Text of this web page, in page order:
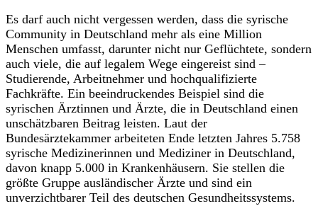
Es darf auch nicht vergessen werden, dass die syrische
Community in Deutschland mehr als eine Million
Menschen umfasst, darunter nicht nur Geflüchtete, sondern
auch viele, die auf legalem Wege eingereist sind –
Studierende, Arbeitnehmer und hochqualifizierte
Fachkräfte. Ein beeindruckendes Beispiel sind die
syrischen Ärztinnen und Ärzte, die in Deutschland einen
unschätzbaren Beitrag leisten. Laut der
Bundesärztekammer arbeiteten Ende letzten Jahres 5.758
syrische Medizinerinnen und Mediziner in Deutschland,
davon knapp 5.000 in Krankenhäusern. Sie stellen die
größte Gruppe ausländischer Ärzte und sind ein
unverzichtbarer Teil des deutschen Gesundheitssystems.